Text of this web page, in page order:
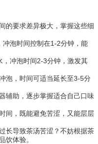
的要求差异极大，掌握这些细
泡时间控制在1-2分钟，能
冲泡时间2-3分钟，激发其
泡，时间可适当延长至3-5分
辅助，逐步掌握适合自己口味
间，既能避免苦涩，又能层层
长导致茶汤苦涩？不妨根据茶
饮体验。